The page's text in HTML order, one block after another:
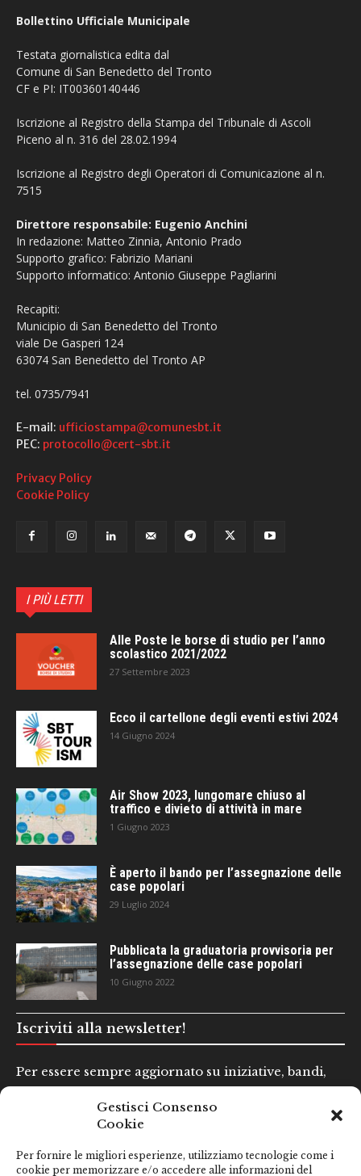
Gestisci Consenso
Cookie
Per fornire le migliori esperienze, utilizziamo tecnologie come i
cookie per memorizzare e/o accedere alle informazioni del
Bollettino Ufficiale Municipale
Testata giornalistica edita dal
Comune di San Benedetto del Tronto
CF e PI: IT00360140446
Iscrizione al Registro della Stampa del Tribunale di Ascoli
Piceno al n. 316 del 28.02.1994
Iscrizione al Registro degli Operatori di Comunicazione al n.
7515
Direttore responsabile: Eugenio Anchini
In redazione: Matteo Zinnia, Antonio Prado
Supporto grafico: Fabrizio Mariani
Supporto informatico: Antonio Giuseppe Pagliarini
Recapiti:
Municipio di San Benedetto del Tronto
viale De Gasperi 124
63074 San Benedetto del Tronto AP
tel. 0735/7941
E-mail: ufficiostampa@comunesbt.it
PEC: protocollo@cert-sbt.it
Privacy Policy
Cookie Policy
I PIÙ LETTI
Alle Poste le borse di studio per l’anno
scolastico 2021/2022
27 Settembre 2023
Ecco il cartellone degli eventi estivi 2024
14 Giugno 2024
Air Show 2023, lungomare chiuso al
traffico e divieto di attività in mare
1 Giugno 2023
È aperto il bando per l’assegnazione delle
case popolari
29 Luglio 2024
Pubblicata la graduatoria provvisoria per
l’assegnazione delle case popolari
10 Giugno 2022
Iscriviti alla newsletter!
Per essere sempre aggiornato su iniziative, bandi,